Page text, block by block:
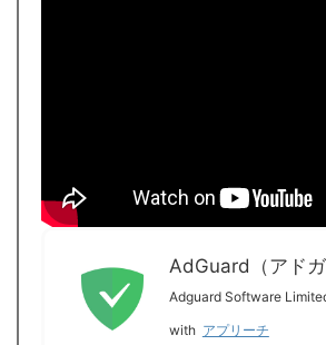
AdGuard（アドガ
Adguard Software
with アプリーチ